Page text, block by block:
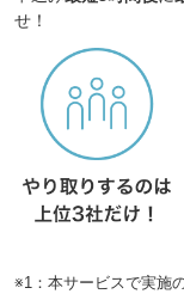
せ！
※1：本サービスで実施